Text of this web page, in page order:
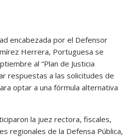
encabezada por el Defensor
Herrera, Portuguesa se
al “Plan de Justicia
respuestas a las solicitudes de
optar a una fórmula alternativa
la juez rectora, fiscales,
regionales de la Defensa Pública,